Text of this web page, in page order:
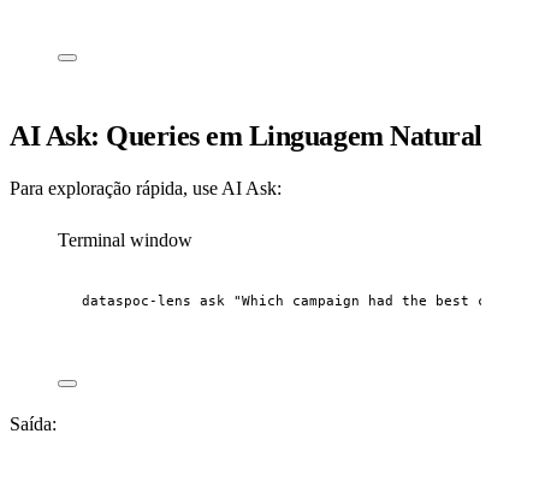
AI Ask: Queries em Linguagem Natural
Para exploração rápida, use AI Ask:
Terminal window
dataspoc-lens ask "Which campaign had the best
Saída: